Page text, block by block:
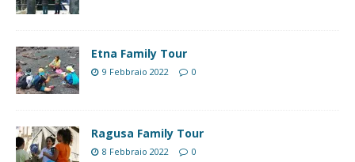
Etna Family Tour
9 Febbraio 2022 0
Ragusa Family Tour
8 Febbraio 2022 0